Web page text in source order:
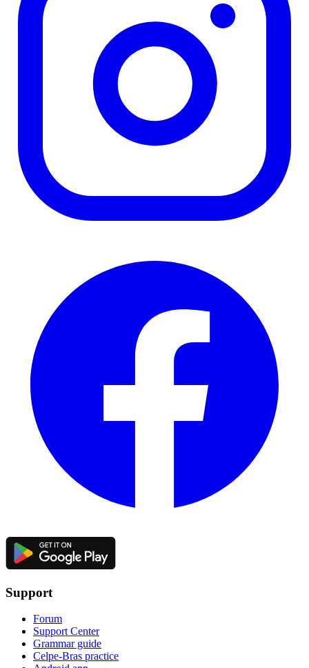
Support
Forum
Support Center
Grammar guide
Celpe-Bras practice